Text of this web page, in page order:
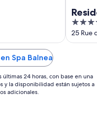
4
out
of
25 Rue
Spa Balnea
24 horas, con base en una
y la disponibilidad están sujetos a
adicionales.